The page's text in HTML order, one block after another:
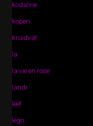
kodaline
kopen
kruidvat
la
la vie en rose
landr
leef
lego